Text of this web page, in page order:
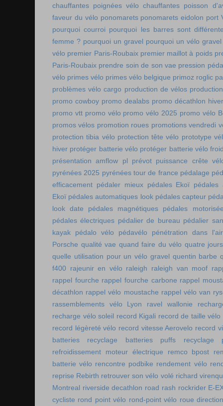
chauffantes poignées vélo chauffantes poisson
faveur du vélo ponomarets ponomarets eidolon port
pourquoi courroi pourquoi les barres sont
femme ? pourquoi un gravel pourquoi un vélo gravel
vélo premier Paris-Roubaix premier maillot à poids
Paris-Roubaix prendre soin de son vae pression
vélo primes vélo primes vélo belgique primoz roglic
problèmes vélo cargo production de vélos
promo cowboy promo dealabs promo décathlon hiver
promo vtt promo vélo promo vélo 2025 promo vélo
promos vélos promotion roues promotions vendredi
protection tibia vélo protection tête vélo prototype
hiver protéger batterie vélo protéger batterie vélo
présentation amflow pl
prévot puissance crête
pyrénées 2025 pyrénées tour de france pédalage
efficacement pédaler mieux pédales Ekoï pédales
Ekoï pédales automatiques look pédales capteur
look date
pédales magnétiques
pédales
pédales électriques pédalier de bureau pédalier
kayak
pédalo vélo pédavélo
pénétration dans l'air
Porsche qualité vae quand faire du vélo quatre
quelle utilisation pour un vélo gravel quentin barbe
f400 rajeunir en vélo raleigh raleigh van moof
rappel fourche rappel fourche carbone rappel
décathlon rappel vélo moustache rappel vélo van
rassemblements vélo Lyon
ravel wallonie
recharge vélo soleil record Kigali record de taille vélo
record légèreté vélo record vitesse Aerovelo record
batteries
recyclage batteries puffs
recyclage
refroidissement moteur électrique
remco bpost
batterie vélo rencontre podbike rendement vélo
reprise Rebirth retrouver son vélo volé richard
Montreal riverside decathlon road rash rockrider E-
cycliste rond point vélo rond-point vélo roue